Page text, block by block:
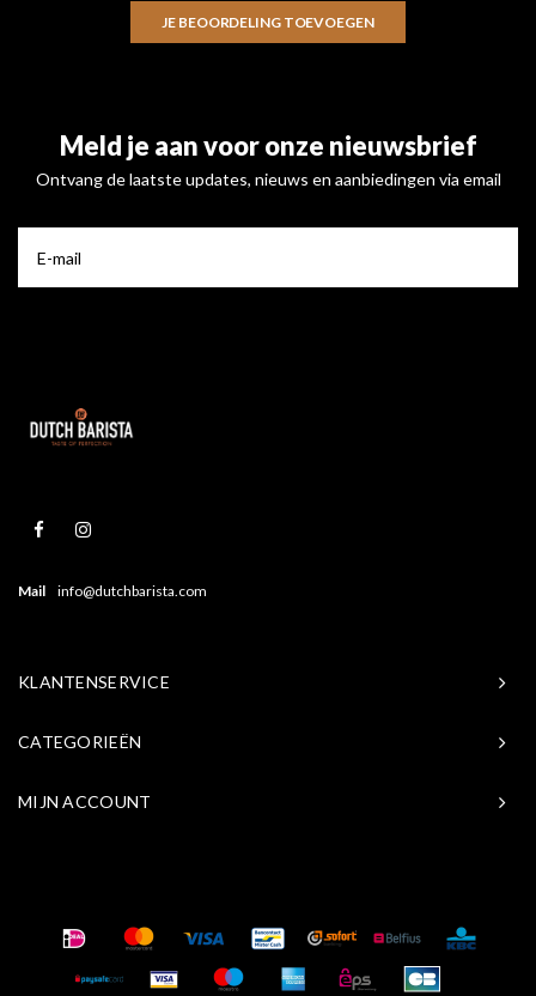
JE BEOORDELING TOEVOEGEN
Meld je aan voor onze nieuwsbrief
Ontvang de laatste updates, nieuws en aanbiedingen via email
Mail info@dutchbarista.com
KLANTENSERVICE
CATEGORIEËN
MIJN ACCOUNT